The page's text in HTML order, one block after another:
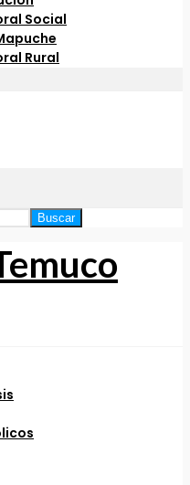
Social
Rural
Buscar